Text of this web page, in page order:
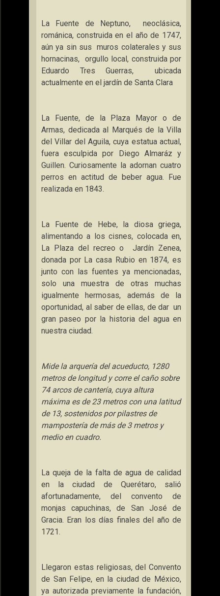
La Fuente de Neptuno,
neoclásica,
románica, construida en el año de 1747,
aún ya sin sus muros colaterales y sus
hornacinas, orgullo local, construida por
Eduardo Tres Guerras,
ubicada
actualmente en el jardín de Santa Clara
La Fuente, de la Plaza Mayor o de
Armas, dedicada al Marqués de la Villa
del Villar del Aguila, cuya estatua actual,
fuera esculpida por Diego Almaráz y
Guillen. Curiosamente la adornan cuatro
perros en actitud de beber agua. Fue
realizada en 1843.
La Fuente de Hebe, la diosa griega,
alimentando a los cisnes, colocada en,
La Plazadel recreo o
Jardín Zenea,
donada por La casa Rubio en 1874, es
junto con las fuentes ya mencionadas,
solo una muestra de otras muchas
igualmente hermosas, además de la
oportunidad, al saber de ellas, de dar un
gran paseo por la historia del agua en
nuestra ciudad.
Mide la arquería del acueducto, 1280
metrosde longitud y corre el caño sobre
74 arcos de cantería, cuya altura
máxima es de23 metroscon una latitud
de 13, sostenidos por pilastres de
mampostería de más de3 metrosy
medio en cuadro.
La queja de la falta de agua de calidad
en la ciudad de Querétaro, salió
afortunadamente, del convento de
monjas capuchinas, de San José de
Gracia. Eran los días finales del año de
1721.
Llegaron estas religiosas, del Convento
de San Felipe, en la ciudad de México,
ya autorizada previamente la fundación,